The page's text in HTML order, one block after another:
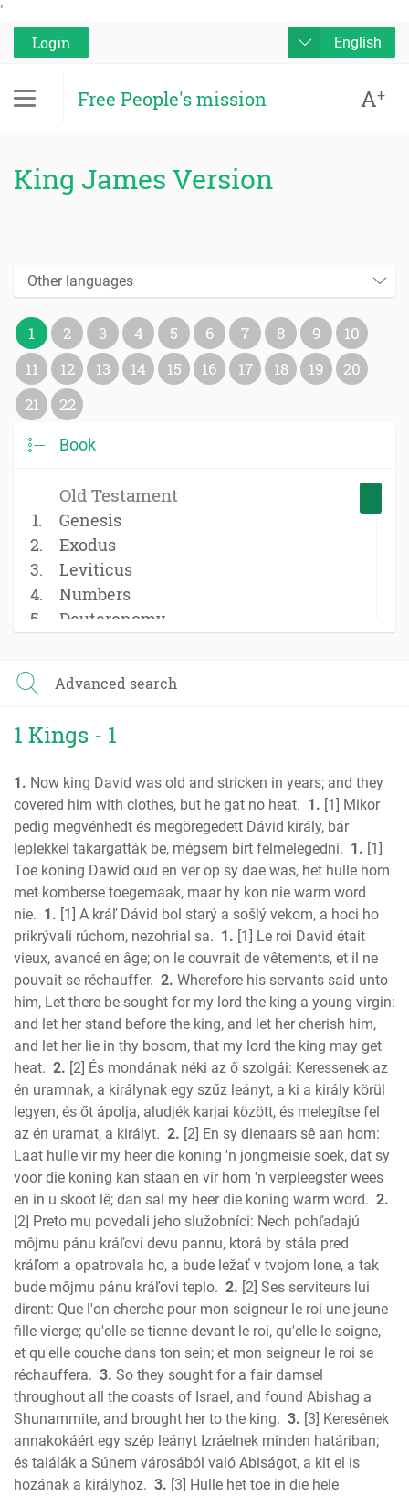
'
Login
English
Free People's mission A+
King James Version
Other languages
1 2 3 4 5 6 7 8 9
10
11
12 13 14 15 16 17 18 19
20
21
22
Book
Old Testament
Genesis
Exodus
Leviticus
Numbers
Deuteronomy
Ruth
2 Samuel
2 Kings
1 Chronicles
2 Chronicles
Ezra
Nehemiah
Esther
Job
Psalms
Proverbs
Ecclesiastes
S of Solomon
Isaiah
Jeremiah
Lamentations
Ezekiel
Daniel
Hosea
Joel
Amos
Obadiah
Jonah
Micah
Nahum
Habakkuk
Zephaniah
Haggai
Zechariah
New Testament
Malachi
Advanced search
1 Kings - 1
1. Now king David was old and stricken in years; and they
covered him with clothes, but he gat no heat. 1. [1] Mikor
pedig megvénhedt és megöregedett Dávid király, bár
leplekkel takargatták be, mégsem bírt felmelegedni. 1. [1]
Toe koning Dawid oud en ver op sy dae was, het hulle hom
met komberse toegemaak, maar hy kon nie warm word
nie. 1. [1] A kráľ Dávid bol starý a sošlý vekom, a hoci ho
prikrývali rúchom, nezohrial sa. 1. [1] Le roi David était
vieux, avancé en âge; on le couvrait de vêtements, et il ne
pouvait se réchauffer. 2. Wherefore his servants said unto
him, Let there be sought for my lord the king a young virgin:
and let her stand before the king, and let her cherish him,
and let her lie in thy bosom, that my lord the king may get
heat. 2. [2] És mondának néki az ő szolgái: Keressenek az
én uramnak, a királynak egy szűz leányt, a ki a király körül
legyen, és őt ápolja, aludjék karjai között, és melegítse fel
az én uramat, a királyt. 2. [2] En sy dienaars sê aan hom:
Laat hulle vir my heer die koning 'n jongmeisie soek, dat sy
voor die koning kan staan en vir hom 'n verpleegster wees
en in u skoot lê; dan sal my heer die koning warm word. 2.
[2] Preto mu povedali jeho služobníci: Nech pohľadajú
môjmu pánu kráľovi devu pannu, ktorá by stála pred
kráľom a opatrovala ho, a bude ležať v tvojom lone, a tak
bude môjmu pánu kráľovi teplo. 2. [2] Ses serviteurs lui
dirent: Que l'on cherche pour mon seigneur le roi une jeune
fille vierge; qu'elle se tienne devant le roi, qu'elle le soigne,
et qu'elle couche dans ton sein; et mon seigneur le roi se
réchauffera. 3. So they sought for a fair damsel
throughout all the coasts of Israel, and found Abishag a
Shunammite, and brought her to the king. 3. [3] Keresének
annakokáért egy szép leányt Izráelnek minden határiban;
és találák a Súnem városából való Abiságot, a kit el is
hozának a királyhoz. 3. [3] Hulle het toe in die hele